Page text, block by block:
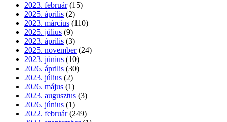
2023. február (15)
2025. április (2)
2023. március (110)
2025. július (9)
2023. április (3)
2025. november (24)
2023. június (10)
2026. április (30)
2023. július (2)
2026. május (1)
2023. augusztus (3)
2026. június (1)
2022. február (249)